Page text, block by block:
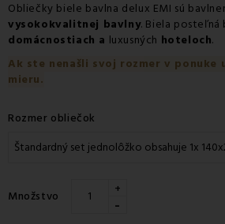
Obliečky biele bavlna delux EMI sú
vysokokvalitnej bavlny. Biela posteľná
domácnostiach a luxusných hoteloch.
Ak ste nenašli svoj rozmer v ponuke
mieru.
Rozmer obliečok
Množstvo +
-